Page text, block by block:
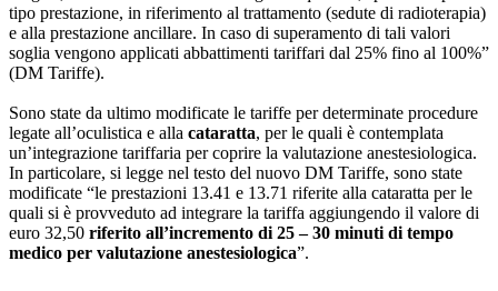
tipo prestazione, in riferimento al trattamento (sedute di radioterapia)
e alla prestazione ancillare. In caso di superamento di tali valori
soglia vengono applicati abbattimenti tariffari dal 25% fino al 100%”
(DM Tariffe).
Sono state da ultimo modificate le tariffe per determinate procedure
legate all’oculistica e alla cataratta, per le quali è contemplata
un’integrazione tariffaria per coprire la valutazione anestesiologica.
In particolare, si legge nel testo del nuovo DM Tariffe, sono state
modificate “le prestazioni 13.41 e 13.71 riferite alla cataratta per le
quali si è provveduto ad integrare la tariffa aggiungendo il valore di
euro 32,50 riferito all’incremento di 25 – 30 minuti di tempo
medico per valutazione anestesiologica”.